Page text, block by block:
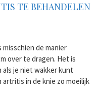
TE BEHANDELEN
de manier
over te dragen. Het is
als je niet wakker kunt
artritis in de knie zo moeilijk